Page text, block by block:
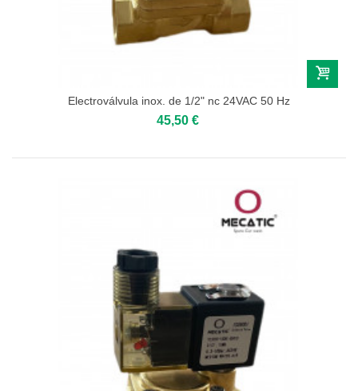
Electroválvula inox. de 1/2" nc 24VAC 50 Hz
45,50 €